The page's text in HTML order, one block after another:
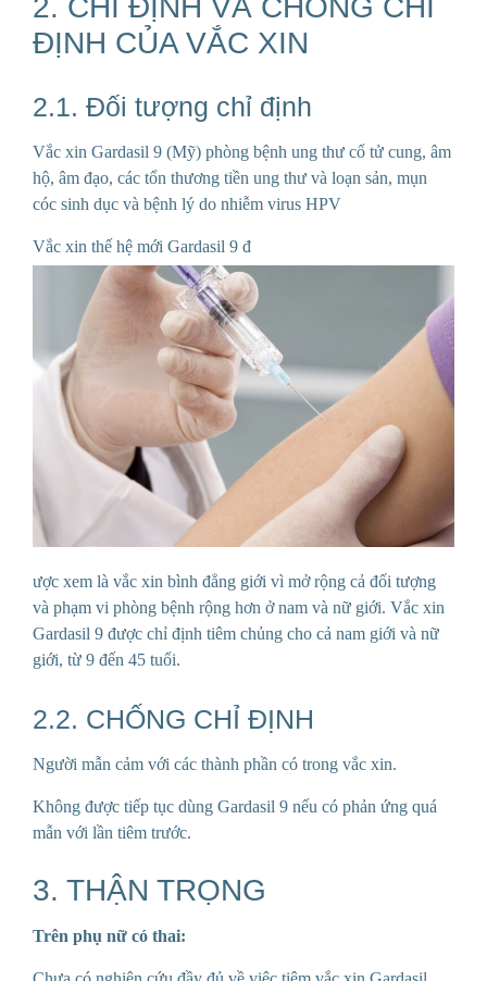
ĐỊNH CỦA VẮC XIN
2.1. Đối tượng chỉ định
Vắc xin Gardasil 9 (Mỹ) phòng bệnh ung thư cổ tử cung, âm
hộ, âm đạo, các tổn thương tiền ung thư và loạn sản, mụn
cóc sinh dục và bệnh lý do nhiễm virus HPV
Vắc xin thế hệ mới Gardasil 9 đ
ược xem là vắc xin bình đẳng giới vì mở rộng cả đối tượng
và phạm vi phòng bệnh rộng hơn ở nam và nữ giới. Vắc xin
Gardasil 9 được chỉ định tiêm chủng cho cả nam giới và nữ
giới, từ 9 đến 45 tuổi.
2.2. CHỐNG CHỈ ĐỊNH
Người mẫn cảm với các thành phần có trong vắc xin.
Không được tiếp tục dùng Gardasil 9 nếu có phản ứng quá
mẫn với lần tiêm trước.
3. THẬN TRỌNG
Trên phụ nữ có thai: